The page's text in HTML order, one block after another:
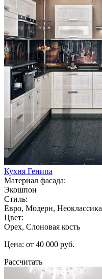
Кухня Генипа
Материал фасада:
Экошпон
Стиль:
Евро, Модерн, Неоклассика
Цвет:
Орех, Слоновая кость
Цена: от 40 000 руб.
Рассчитать